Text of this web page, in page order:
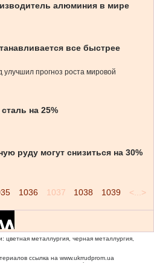
алюминия в мире
все быстрее
прогноз роста мировой
на 25%
руду могут снизиться на 30%
1036 1037 1038 1039
<...>
цветная металлургия, черная металлургия,
ссылка на www.ukrrudprom.ua